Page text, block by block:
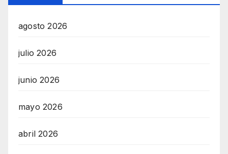
agosto 2026
julio 2026
junio 2026
mayo 2026
abril 2026